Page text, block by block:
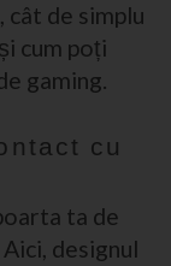
de simplu
cum poți
gaming.
cu
ta de
designul